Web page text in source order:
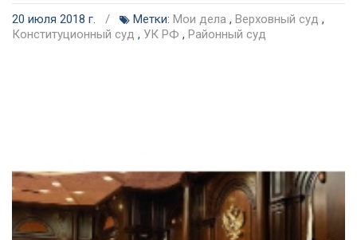
20 июля 2018 г. / Метки: Мои дела , Верховный суд ,
Конституционный суд , УК РФ , Районный суд